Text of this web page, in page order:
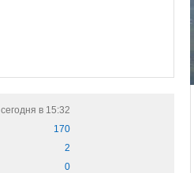
сегодня в 15:32
170
2
0